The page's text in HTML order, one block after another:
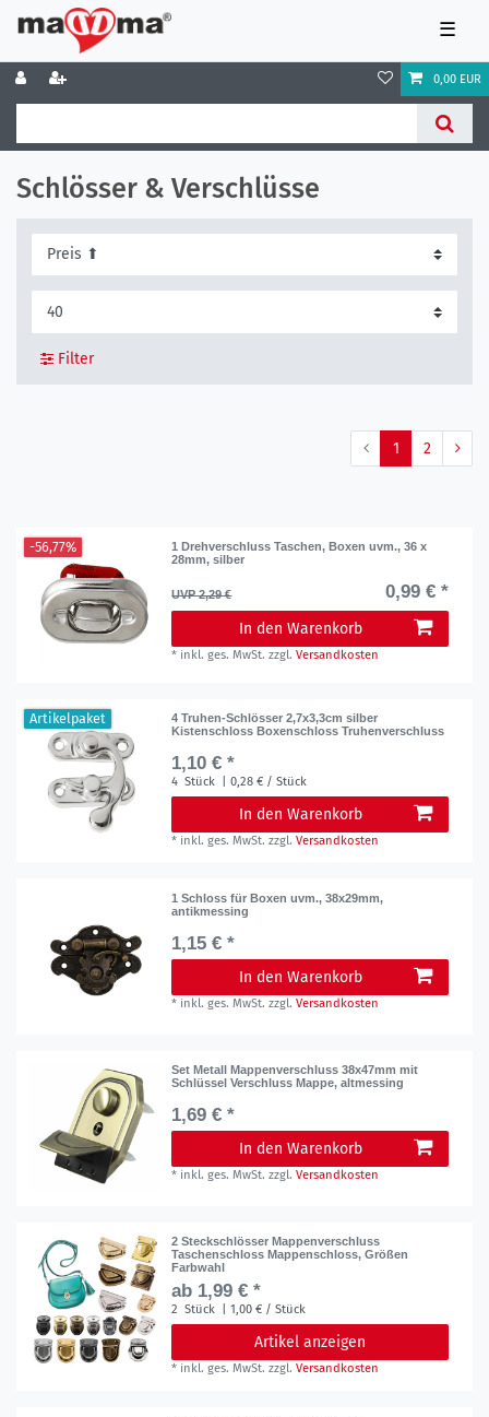
☰
0,00 EUR
Schlösser & Verschlüsse
Filter
1 2
-56,77%
1 Drehverschluss Taschen, Boxen uvm., 36 x
28mm, silber
UVP 2,29 € 0,99 € *
In den Warenkorb
* inkl. ges. MwSt. zzgl.Versandkosten
Artikelpaket
4 Truhen-Schlösser 2,7x3,3cm silber
Kistenschloss Boxenschloss Truhenverschluss
1,10 € *
4 Stück | 0,28 € / Stück
In den Warenkorb
* inkl. ges. MwSt. zzgl.Versandkosten
1 Schloss für Boxen uvm., 38x29mm,
antikmessing
1,15 € *
In den Warenkorb
* inkl. ges. MwSt. zzgl.Versandkosten
Set Metall Mappenverschluss 38x47mm mit
Schlüssel Verschluss Mappe, altmessing
1,69 € *
In den Warenkorb
* inkl. ges. MwSt. zzgl.Versandkosten
2 Steckschlösser Mappenverschluss
Taschenschloss Mappenschloss, Größen
Farbwahl
ab 1,99 € *
2 Stück | 1,00 € / Stück
Artikel anzeigen
* inkl. ges. MwSt. zzgl.Versandkosten